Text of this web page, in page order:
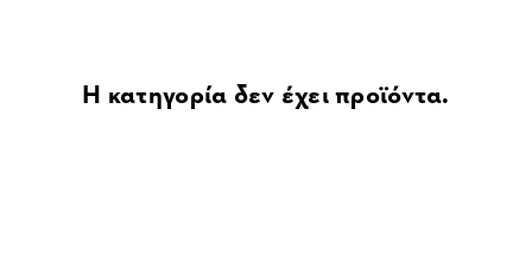
Η κατηγορία δεν έχει προϊόντα.